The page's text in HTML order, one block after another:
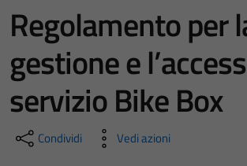
Regolamento per
gestione e
servizio Bike Box
Condividi Vedi azioni